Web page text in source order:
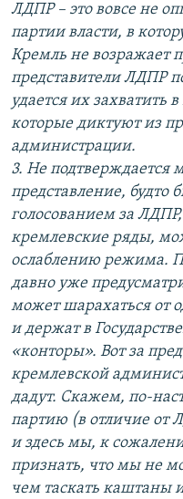
ЛДПР – это вовсе не
партии власти, в
Кремль не возражает
представители ЛДПР
удается их захватить
которые диктуют из
администрации.
3. Не подтверждается
представление, будто
голосованием за
кремлевские ряды,
ослаблению режима.
давно уже
может шарахаться от
и держат в
«конторы». Вот за
кремлевской
дадут. Скажем, по-
партию (в отличие от
и здесь мы, к
признать, что мы не
чем таскать каштаны